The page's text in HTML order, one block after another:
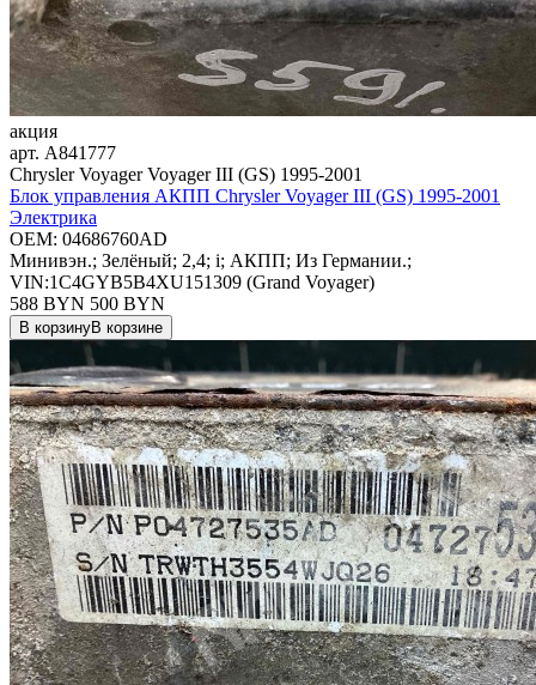
акция
арт. A841777
Chrysler Voyager Voyager III (GS) 1995-2001
Блок управления АКПП Chrysler Voyager III (GS) 1995-2001
Электрика
OEM: 04686760AD
Минивэн.; Зелёный; 2,4; i; АКПП; Из Германии.;
VIN:1C4GYB5B4XU151309 (Grand Voyager)
588 BYN 500 BYN
В корзинуВ корзине